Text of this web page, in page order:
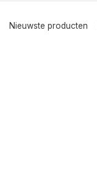
Nieuwste producten